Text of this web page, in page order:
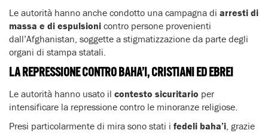
Le autorità hanno anche condotto una campagna di arresti di
massa e di espulsioni contro persone provenienti
dall’Afghanistan, soggette a stigmatizzazione da parte degli
organi di stampa statali.
LA REPRESSIONE CONTRO BAHA’I, CRISTIANI ED EBREI
Le autorità hanno usato il contesto sicuritario per
intensificare la repressione contro le minoranze religiose.
Presi particolarmente di mira sono stati i fedeli baha’i , grazie